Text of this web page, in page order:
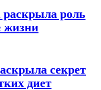
раскрыла роль
жизни
секрет
диет